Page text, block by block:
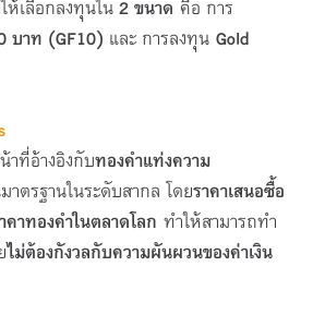
ห้เลือกลงทุนใน2 ขนาด คือ การ
บาท (GF10) และ การลงทุน Gold
ที่อ้างอิงกับทองคำแท่งความ
าตรฐานในระดับสากล โดยราคาเสนอซื้อ
าทองคำในตลาดโลก ทำให้สามารถทำ
ไม่ต้องกังวลกับความผันผวนของค่าเงิน